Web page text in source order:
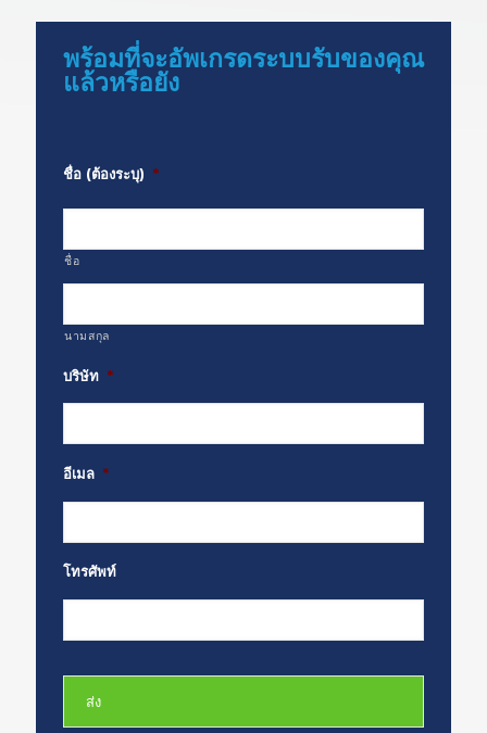
พร้อมที่จะอัพเกรดระบบรับของคุณ
แล้วหรือยัง
ชื่อ (ต้องระบุ) *
ชื่อ
นามสกุล
บริษัท *
อีเมล *
โทรศัพท์